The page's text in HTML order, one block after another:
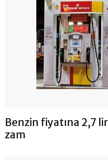
Benzin fiyatına 2,7
zam